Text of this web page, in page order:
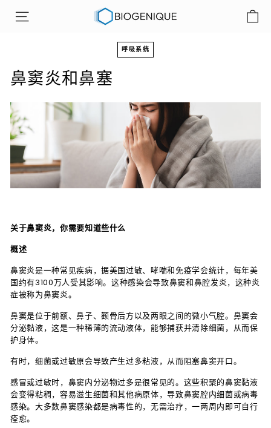
网站导航 B
e
n
q
司
呼吸系统
鼻窦炎和鼻塞
关于鼻窦炎，你需要知道些什么
概述
鼻窦炎是一种常见疾病，据美国过敏、哮喘和免疫学会统计，每年美
国约有3100万人受其影响。这种感染会导致鼻窦和鼻腔发炎，这种炎
症被称为鼻窦炎。
鼻窦是位于前额、鼻子、颧骨后方以及两眼之间的微小气腔。鼻窦会
分泌黏液，这是一种稀薄的流动液体，能够捕获并清除细菌，从而保
护身体。
有时，细菌或过敏原会导致产生过多粘液，从而阻塞鼻窦开口。
感冒或过敏时，鼻窦内分泌物过多是很常见的。这些积聚的鼻窦黏液
会变得粘稠，容易滋生细菌和其他病原体，导致鼻窦腔内细菌或病毒
感染。大多数鼻窦感染都是病毒性的，无需治疗，一两周内即可自行
痊愈。